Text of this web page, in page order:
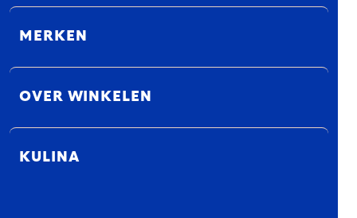
MERKEN
OVER WINKELEN
KULINA